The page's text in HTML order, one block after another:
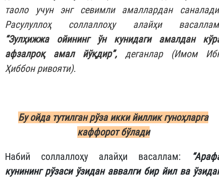
таоло учун энг севимли амаллардан
Расулуллоҳ соллаллоҳу алайҳи
“Зулҳижжа ойининг ўн кунидаги амалдан
афзалроқ амал йўқдир”, деганлар (Имом
Ҳиббон ривояти).
Бу ойда тутилган рўза икки йилликгуноҳларга
каффорот бўлади
Набий соллаллоҳу алайҳи васаллам:
кунининг рўзаси ўзидан аввалги бир йил ва